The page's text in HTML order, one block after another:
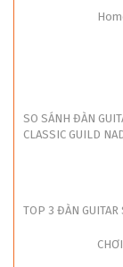
SO SÁNH ĐÀN
CLASSIC GUILD
TOP 3 ĐÀN